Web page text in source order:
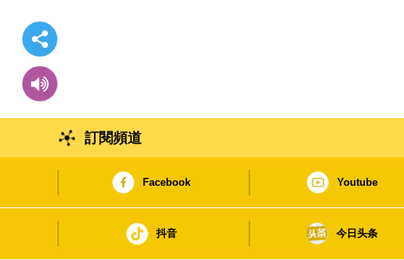
訂閱頻道
Facebook Youtube
抖音 今日头条